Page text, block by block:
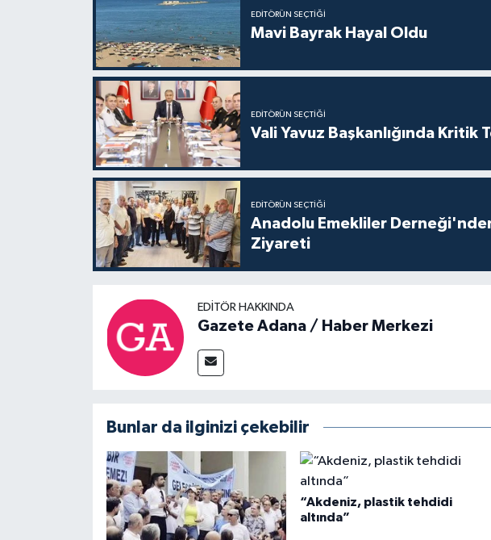
EDITÖRÜN SEÇTIĞI
Mavi Bayrak Hayal Oldu
EDITÖRÜN SEÇTIĞI
Vali Yavuz Başkanlığında Kritik
EDITÖRÜN SEÇTIĞI
Anadolu Emekliler
Ziyareti
EDITÖR HAKKINDA
Gazete Adana / Haber Merkezi
Bunlar da ilginizi çekebilir
“Akdeniz, plastik tehdidi
altında”